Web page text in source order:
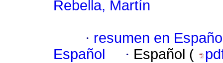
Rebella, Martín
· resumen en
Español
· Español (